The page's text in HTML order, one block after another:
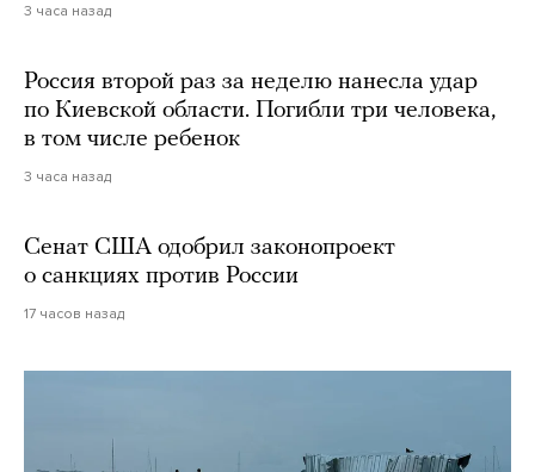
3 часа назад
Россия второй раз за неделю нанесла удар
по Киевской области. Погибли три человека,
в том числе ребенок
3 часа назад
Сенат США одобрил законопроект
о санкциях против России
17 часов назад